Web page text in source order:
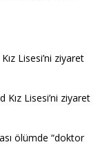
Lisesi’ni ziyaret
Kız Lisesi’ni ziyaret
ölümde “doktor